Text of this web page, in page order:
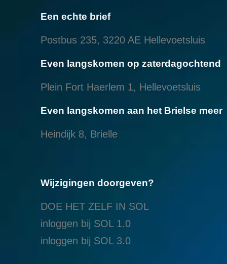
Een echte brief
Postbus 235, 3220 AE Hellevoetsluis
Even langskomen op zaterdagochtend
Plein Fort Haerlem 1, Hellevoetsluis
Even langskomen aan het Brielse meer
Heindijk 8, Brielle
Wijzigingen doorgeven?
DOE HET ZELF IN SOL
inloggen bij SOL 1.0
inloggen bij SOL 3.0